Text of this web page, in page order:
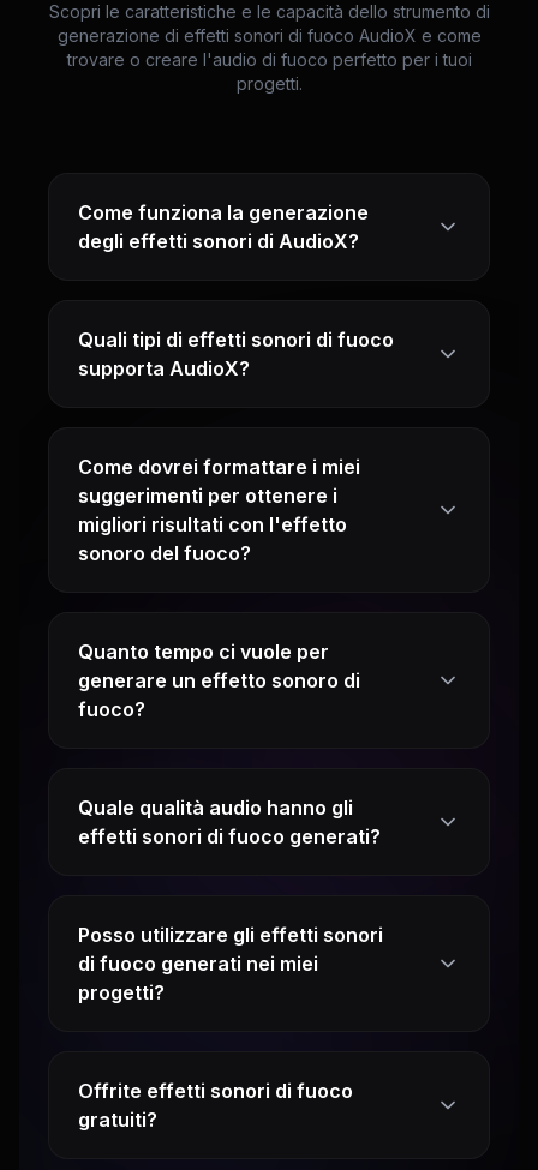
Scopri le caratteristiche e le capacità dello strumento di
generazione di effetti sonori di fuoco AudioX e come
trovare o creare l'audio di fuoco perfetto per i tuoi
progetti.
Come funziona la generazione
degli effetti sonori di AudioX?
Quali tipi di effetti sonori di fuoco
supporta AudioX?
Come dovrei formattare i miei
suggerimenti per ottenere i
migliori risultati con l'effetto
sonoro del fuoco?
Quanto tempo ci vuole per
generare un effetto sonoro di
fuoco?
Quale qualità audio hanno gli
effetti sonori di fuoco generati?
Posso utilizzare gli effetti sonori
di fuoco generati nei miei
progetti?
Offrite effetti sonori di fuoco
gratuiti?